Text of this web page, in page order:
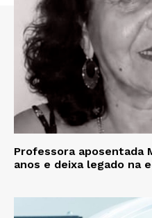
Professora aposentada
anos e deixa legado na